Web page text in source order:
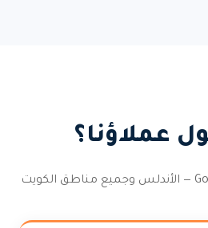
عملاؤنا؟